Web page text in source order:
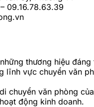
09.16.78.63.39
thương hiệu
lĩnh vực chuyển văn
chuyển văn phòng
động kinh doanh.